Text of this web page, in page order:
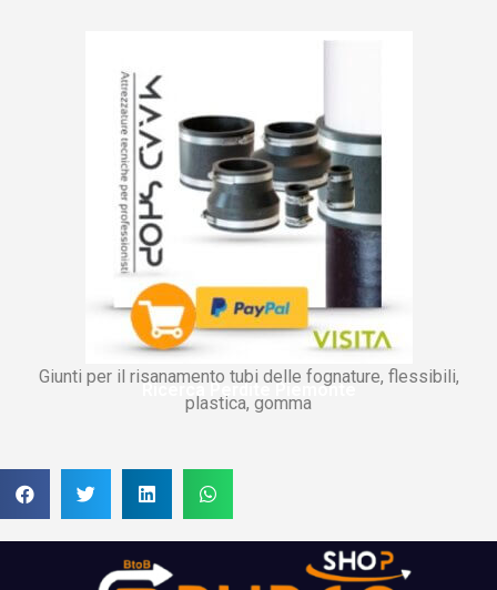
Giunti per il risanamento tubi delle fognature, flessibili,
plastica, gomma
Ricerca Perdite Piemonte